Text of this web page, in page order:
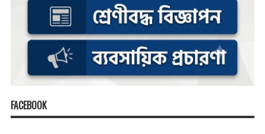
FACEBOOK